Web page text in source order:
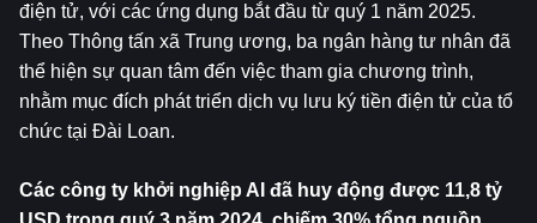
điện tử, với các ứng dụng bắt đầu từ quý 1 năm 2025.
Theo Thông tấn xã Trung ương, ba ngân hàng tư nhân đã
thể hiện sự quan tâm đến việc tham gia chương trình,
nhằm mục đích phát triển dịch vụ lưu ký tiền điện tử của tổ
chức tại Đài Loan.
Các công ty khởi nghiệp AI đã huy động được 11,8 tỷ